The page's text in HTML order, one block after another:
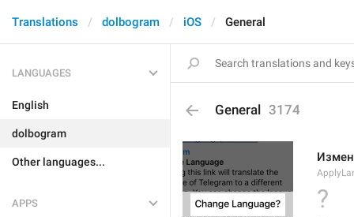
Translations dolbogram iOS General
LANGUAGES
English
dolbogram
Other languages...
APPS
General 3174
?